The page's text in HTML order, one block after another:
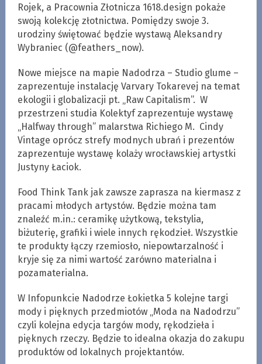
Rojek, a Pracownia Złotnicza 1618.design pokaże
swoją kolekcję złotnictwa. Pomiędzy swoje 3.
urodziny świętować będzie wystawą Aleksandry
Wybraniec (@feathers_now).
Nowe miejsce na mapie Nadodrza – Studio glume –
zaprezentuje instalację Varvary Tokarevej na temat
ekologii i globalizacji pt. „Raw Capitalism”. W
przestrzeni studia Kolektyf zaprezentuje wystawę
„Halfway through” malarstwa Richiego M. Cindy
Vintage oprócz strefy modnych ubrań i prezentów
zaprezentuje wystawę kolaży wrocławskiej artystki
Justyny Łaciok.
Food Think Tank jak zawsze zaprasza na kiermasz z
pracami młodych artystów. Będzie można tam
znaleźć m.in.: ceramikę użytkową, tekstylia,
biżuterię, grafiki i wiele innych rękodzieł. Wszystkie
te produkty łączy rzemiosło, niepowtarzalność i
kryje się za nimi wartość zarówno materialna i
pozamaterialna.
W Infopunkcie Nadodrze Łokietka 5 kolejne targi
mody i pięknych przedmiotów „Moda na Nadodrzu”
czyli kolejna edycja targów mody, rękodzieła i
pięknych rzeczy. Będzie to idealna okazja do zakupu
produktów od lokalnych projektantów.